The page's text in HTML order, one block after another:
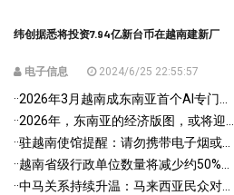
纬创据悉将投资7.94亿新台币在越南建新厂
电子信息 2024/6/25 22:55:57
··2026年3月越南成东南亚首个AI专门...
··2026年，东南亚的经济版图，或将迎...
··驻越南使馆提醒：请勿携带电子烟或...
··越南省级行政单位数量将减少约50%...
··中马关系持续升温：马来西亚民众对...